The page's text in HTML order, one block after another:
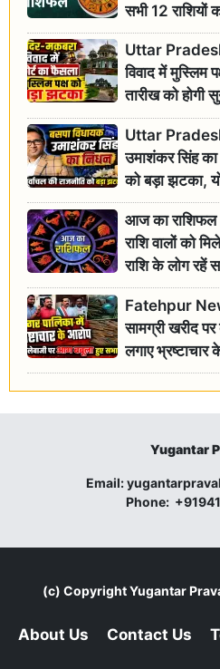
सभी 12 राशियों
Uttar
विवाद में मुस्लिम
तारीख को होगी
Uttar
उमाशंकर सिंह का
को बड़ा झटका,
आज का
राशि वालों को
राशि के लोग रहें
Fatehpur
सामग्री खरीद
लगाए भ्रष्टाचार
Yugantar
Email:
Phone:
(c) CopyrightYugantar
About Us Contact Us